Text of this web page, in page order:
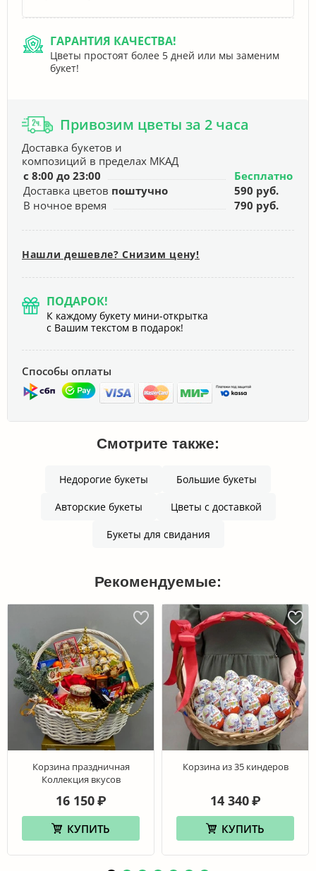
ГАРАНТИЯ КАЧЕСТВА!
Цветы простоят более 5 дней или мы заменим
букет!
Привозим цветы за 2 часа
Доставка букетов и
композиций в пределах МКАД
с 8:00 до 23:00
Бесплатно
Доставка цветов поштучно
590 руб.
В ночное время
790 руб.
Нашли дешевле? Снизим цену!
ПОДАРОК!
К каждому букету мини-открытка
с Вашим текстом в подарок!
Способы оплаты
Смотрите также:
Недорогие букеты Большие букеты
Авторские букеты Цветы с доставкой
Букеты для свидания
Рекомендуемые:
Корзина праздничная
Коллекция вкусов
16 150 ₽
КУПИТЬ
Корзина из 35 киндеров
14 340 ₽
КУПИТЬ